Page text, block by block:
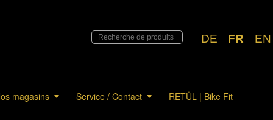
DE FR EN
magasins Service / Contact RETÜL | Bike Fit